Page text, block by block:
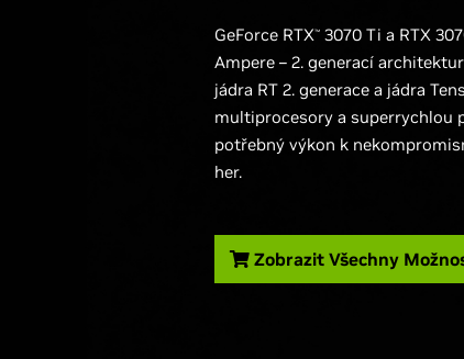
GeForce RTX™ 3070 Ti a RTX
Ampere – 2. generací
jádra RT 2. generace a jádra
multiprocesory a superrychlou
potřebný výkon k
her.
Zobrazit Všechny